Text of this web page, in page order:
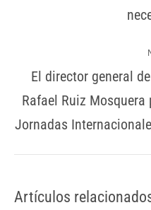
El director general
Rafael Ruiz
Jornadas
Artículos